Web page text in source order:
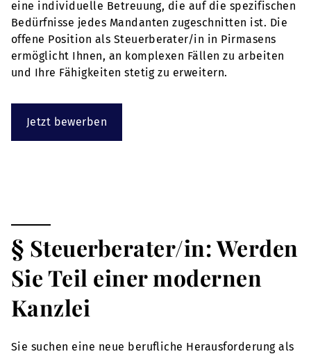
eine individuelle Betreuung, die auf die spezifischen
Bedürfnisse jedes Mandanten zugeschnitten ist. Die
offene Position als Steuerberater/in in Pirmasens
ermöglicht Ihnen, an komplexen Fällen zu arbeiten
und Ihre Fähigkeiten stetig zu erweitern.
Jetzt bewerben
§ Steuerberater/in: Werden
Sie Teil einer modernen
Kanzlei
Sie suchen eine neue berufliche Herausforderung als